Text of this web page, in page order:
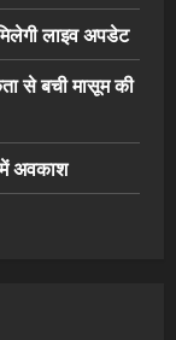
लाइव अपडेट
से बची मासूम की
अवकाश